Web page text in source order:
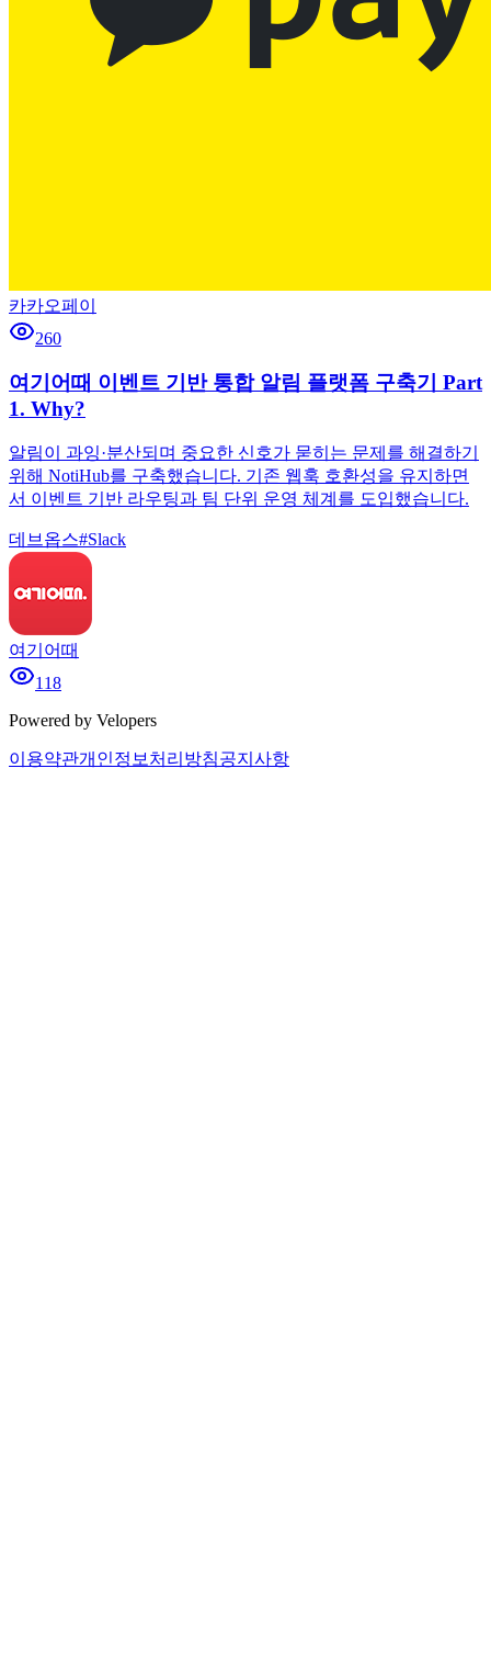
카카오페이
260
여기어때 이벤트 기반 통합 알림 플랫폼 구축기 Part
1. Why?
알림이 과잉·분산되며 중요한 신호가 묻히는 문제를 해결하기
위해 NotiHub를 구축했습니다. 기존 웹훅 호환성을 유지하면
서 이벤트 기반 라우팅과 팀 단위 운영 체계를 도입했습니다.
데브옵스#Slack
여기어때
118
Powered by Velopers
이용약관개인정보처리방침공지사항